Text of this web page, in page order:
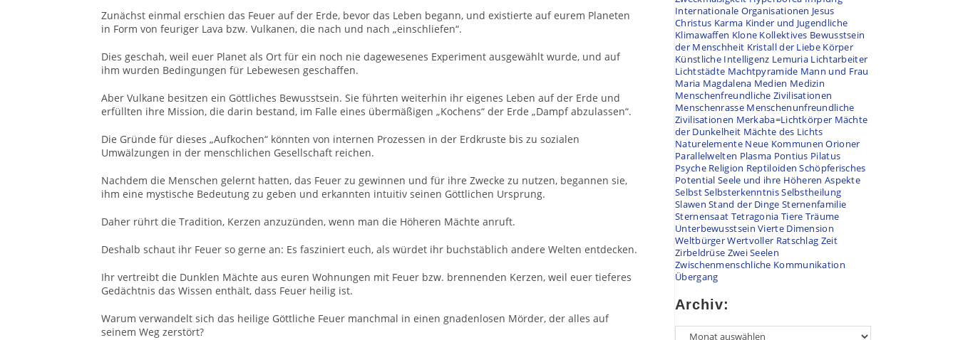
Zunächst einmal erschien das Feuer auf der Erde, bevor das Leben begann, und existierte auf eurem Planeten
in Form von feuriger Lava bzw. Vulkanen, die nach und nach „einschliefen“.
Dies geschah, weil euer Planet als Ort für ein noch nie dagewesenes Experiment ausgewählt wurde, und auf
ihm wurden Bedingungen für Lebewesen geschaffen.
Aber Vulkane besitzen ein Göttliches Bewusstsein. Sie führten weiterhin ihr eigenes Leben auf der Erde und
erfüllten ihre Mission, die darin bestand, im Falle eines übermäßigen „Kochens“ der Erde „Dampf abzulassen“.
Die Gründe für dieses „Aufkochen“ könnten von internen Prozessen in der Erdkruste bis zu sozialen
Umwälzungen in der menschlichen Gesellschaft reichen.
Nachdem die Menschen gelernt hatten, das Feuer zu gewinnen und für ihre Zwecke zu nutzen, begannen sie,
ihm eine mystische Bedeutung zu geben und erkannten intuitiv seinen Göttlichen Ursprung.
Daher rührt die Tradition, Kerzen anzuzünden, wenn man die Höheren Mächte anruft.
Deshalb schaut ihr Feuer so gerne an: Es fasziniert euch, als würdet ihr buchstäblich andere Welten entdecken.
Ihr vertreibt die Dunklen Mächte aus euren Wohnungen mit Feuer bzw. brennenden Kerzen, weil euer tieferes
Gedächtnis das Wissen enthält, dass Feuer heilig ist.
Warum verwandelt sich das heilige Göttliche Feuer manchmal in einen gnadenlosen Mörder, der alles auf
seinem Weg zerstört?
Internationale Organisationen Jesus
Christus Karma Kinder und Jugendliche
Klimawaffen Klone Kollektives Bewusstsein
der Menschheit Kristall der Liebe Körper
Künstliche Intelligenz Lemuria Lichtarbeiter
Lichtstädte Machtpyramide Mann und Frau
Maria Magdalena Medien Medizin
Menschenfreundliche Zivilisationen
Menschenrasse Menschenunfreundliche
Zivilisationen Merkaba=Lichtkörper Mächte
der Dunkelheit Mächte des Lichts
Naturelemente Neue Kommunen Orioner
Parallelwelten Plasma Pontius Pilatus
Psyche Religion Reptiloiden Schöpferisches
Potential Seele und ihre Höheren Aspekte
SelbstSelbsterkenntnisSelbstheilung
Slawen Stand der Dinge Sternenfamilie
Sternensaat Tetragonia Tiere Träume
Unterbewusstsein Vierte Dimension
WeltbürgerWertvoller Ratschlag Zeit
Zirbeldrüse Zwei Seelen
Zwischenmenschliche Kommunikation
Übergang
Archiv: